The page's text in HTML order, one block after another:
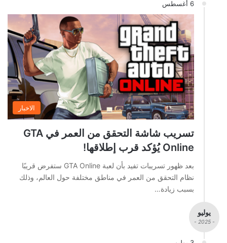
6 أغسطس
الاخبار
تسريب شاشة التحقق من العمر في GTA
Online يُؤكد قرب إطلاقها!
بعد ظهور تسريبات تفيد بأن لعبة GTA Online ستفرض قريبًا
نظام التحقق من العمر في مناطق مختلفة حول العالم، وذلك
بسبب زيادة…
يوليو
- 2025 -